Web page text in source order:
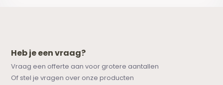
Heb je een vraag?
Vraag een offerte aan voor grotere aantallen
Of stel je vragen over onze producten